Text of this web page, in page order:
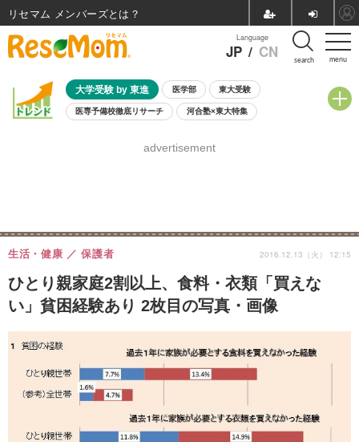
menu
Language
JP / CN search
大学受験 by 東進 医学部 東大受験
医専予備校徹底リサーチ 河合塾×東大特集
8月開催学校説明会・相談会
advertisement
ひとり親家庭2割以上、食料・衣類「買えな
い」貧困経験あり 2枚目の写真・画像
生活・健康 保護者 2016.12.13（火） 12:15
リセマム メンバーズ